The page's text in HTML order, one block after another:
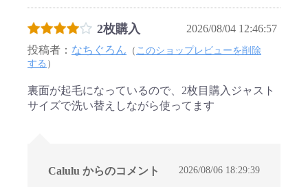
2枚購入
2026/08/04 12:46:57
投稿者： なちぐろん （ このショップレビューを削除
する ）
裏面が起毛になっているので、2枚目購入ジャスト
サイズで洗い替えしながら使ってます
Calulu からのコメント 2026/08/06 18:29:39